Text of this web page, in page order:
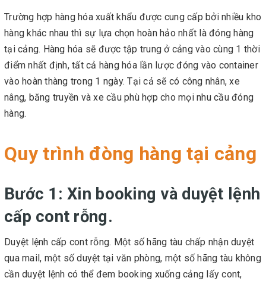
Trường hợp hàng hóa xuất khẩu được cung cấp bởi nhiều kho
hàng khác nhau thì sự lựa chọn hoàn hảo nhất là đóng hàng
tại cảng. Hàng hóa sẽ được tập trung ở cảng vào cùng 1 thời
điểm nhất định, tất cả hàng hóa lần lược đóng vào container
vào hoàn thàng trong 1 ngày. Tại cả sẽ có công nhân, xe
nâng, băng truyền và xe cầu phù hợp cho mọi nhu cầu đóng
hàng.
Quy trình đòng hàng tại cảng
Bước 1: Xin booking và duyệt lệnh
cấp cont rỗng.
Duyệt lệnh cấp cont rỗng. Một số hãng tàu chấp nhận duyệt
qua mail, một số duyệt tại văn phòng, một số hãng tàu không
cần duyệt lệnh có thể đem booking xuống cảng lấy cont,